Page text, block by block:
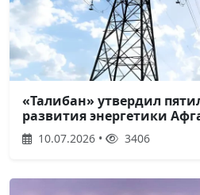
«Талибан» утвердил
развития энергетики
10.07.2026 • 3406